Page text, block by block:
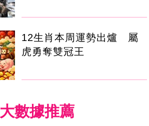
12生肖本周運勢出爐 屬
虎勇奪雙冠王
大數據推薦